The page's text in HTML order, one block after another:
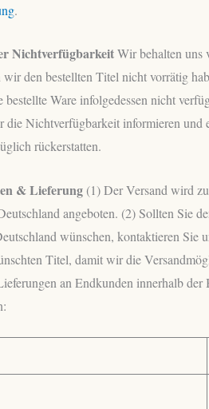
.
NichtverfügbarkeitWir behalten uns
wir den bestellten Titel nicht vorrätig
Ware infolgedessen nicht
die Nichtverfügbarkeit informieren und
rückerstatten.
& Lieferung (1) Der Versand wird
angeboten. (2) Sollten Sie
wünschen, kontaktieren Sie
Titel, damit wir die
an Endkunden innerhalb